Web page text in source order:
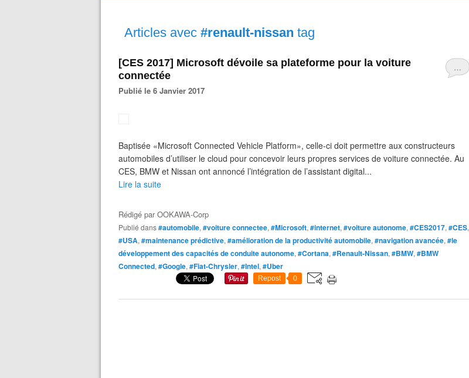
Articles avec #renault-nissan tag
…
[CES 2017] Microsoft dévoile sa plateforme pour la voiture
connectée
Publié le 6 Janvier 2017
Baptisée «Microsoft Connected Vehicle Platform», celle-ci doit permettre aux constructeurs
automobiles d’utiliser le cloud pour concevoir leurs propres services de voiture connectée. Au
CES, BMW et Nissan ont annoncé l’intégration de l’assistant digital...
Lire la suite
Rédigé parOOKAWA-Corp
Publié dans#automobile, #voiture connectee, #Microsoft, #internet, #voiture autonome, #CES2017, #CES,
#USA, #maintenance prédictive, #amélioration de la productivité automobile, #navigation avancée, #le
développement des capacités de conduite autonome, #Cortana, #Renault-Nissan, #BMW, #BMW
Connected, #Google, #Fiat-Chrysler, #Intel, #Uber
Repost 0